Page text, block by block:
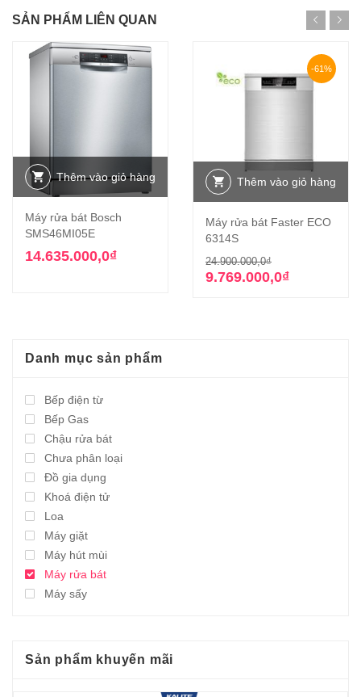
SẢN PHẨM LIÊN QUAN
Thêm vào giỏ hàng
Máy rửa bát Bosch
SMS46MI05E
14.635.000,0₫
-61%
Thêm vào giỏ hàng
Máy rửa bát Faster ECO
6314S
24.900.000,0₫Giá
gốc
9.769.000,0₫
Giá
hiện
Danh mục sản phẩm
Bếp điện từ
Bếp Gas
Chậu rửa bát
Chưa phân loại
Đồ gia dụng
Khoá điện tử
Loa
Máy giặt
Máy hút mùi
Máy rửa bát
Máy sấy
Sản phẩm khuyến mãi